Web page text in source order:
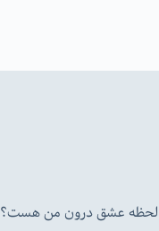
لحظه عشق درون من هست؟